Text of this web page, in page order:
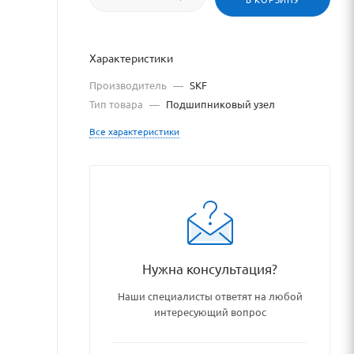
Характеристики
Производитель — SKF
Тип товара — Подшипниковый узел
Все характеристики
Нужна консультация?
Наши специалисты ответят на любой
интересующий вопрос